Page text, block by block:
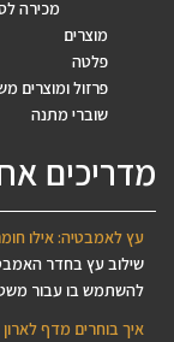
מכירה
מוצרים
פלטה
פרזול ומוצרים
שוברי מתנה
מדריכים
עץ לאמבטיה: אילו
שילוב עץ בחדר
להשתמש בו עבור
איך בוחרים מדף